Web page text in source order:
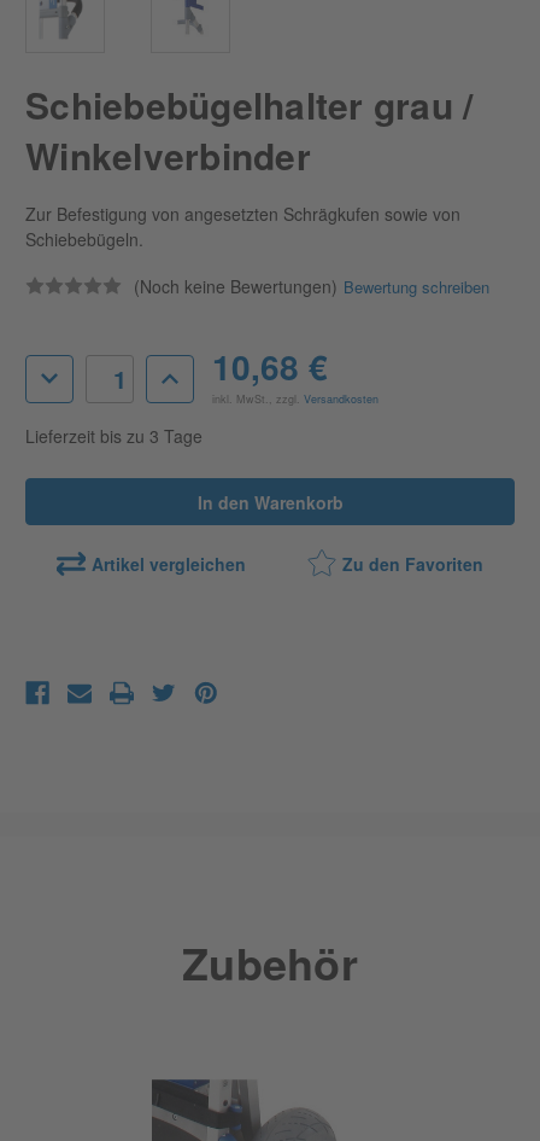
Schiebebügelhalter grau /
Winkelverbinder
Zur Befestigung von angesetzten Schrägkufen sowie von
Schiebebügeln.
(Noch keine Bewertungen) Bewertung schreiben
Aktueller
Lagerbestand:
Menge
von
Schiebebügelhalter
/
Menge
von
Schiebebügelhalter
/
Winkelverbinder
10,68 €
inkl. MwSt., zzgl. Versandkosten
Lieferzeit bis zu 3 Tage
Artikel vergleichen Zu den Favoriten
Zubehör